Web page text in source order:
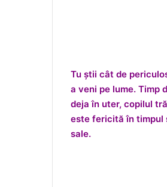
Tu știi cât de
a veni pe lume. Timp
deja în uter, copilul
este fericită în timpul
sale.